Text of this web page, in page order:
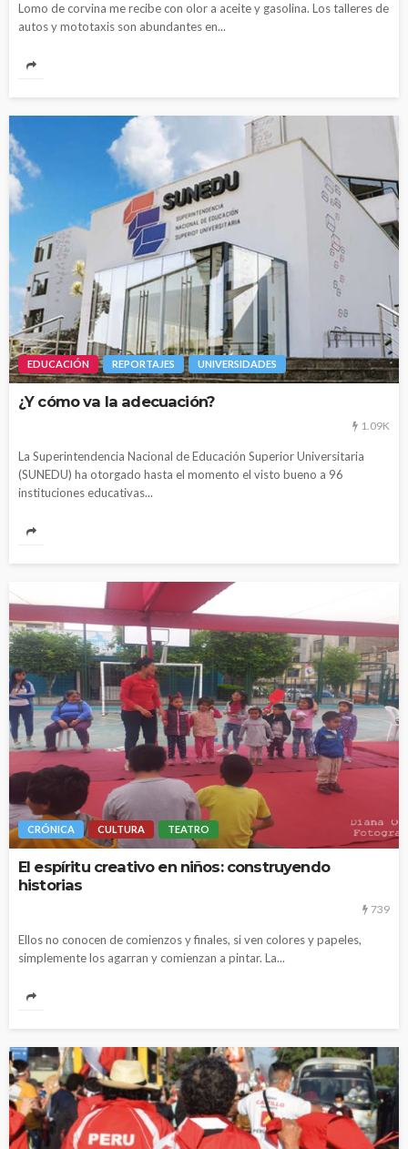
Lomo de corvina me recibe con olor a aceite y gasolina. Los talleres de
autos y mototaxis son abundantes en...
EDUCACIÓN REPORTAJES UNIVERSIDADES
¿Y cómo va la adecuación?
1.09K
La Superintendencia Nacional de Educación Superior Universitaria
(SUNEDU) ha otorgado hasta el momento el visto bueno a 96
instituciones educativas...
CRÓNICA CULTURA TEATRO
El espíritu creativo en niños: construyendo
historias
739
Ellos no conocen de comienzos y finales, si ven colores y papeles,
simplemente los agarran y comienzan a pintar. La...